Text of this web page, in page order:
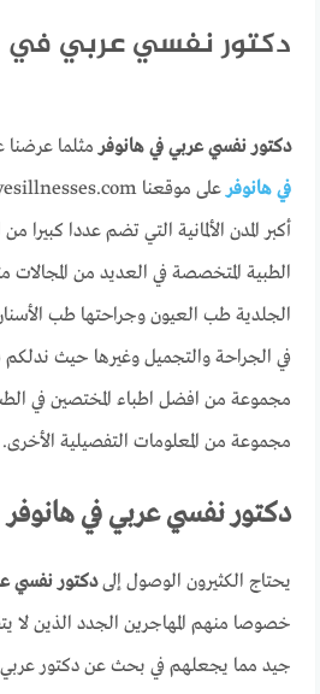
دكتور نفسي عربي في
دكتور نفسي عربي في هانوفرمثلما عرضنا
في هانوفر
أكبر المدن الألمانية التي تضم عددا كبيرا
الطبية المتخصصة في العديد من
الجلدية طب العيون وجراحتها طب
في الجراحة والتجميل وغيرها حيث
مجموعة من افضل اطباء المختصين في
مجموعة من المعلومات التفصيلية الأخرى.
دكتور نفسي عربي في هانوفر
يحتاج الكثيرون الوصول إلىدكتور نفسي
خصوصا منهم المهاجرين الجدد الذين لا
جيد مما يجعلهم في بحث عن دكتور عربي